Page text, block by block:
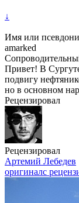
↓
Имя или
amarked
Привет! В
подвигу
но в основном
Рецензировал
Рецензировал
Артемий Лебедев
оригиналс